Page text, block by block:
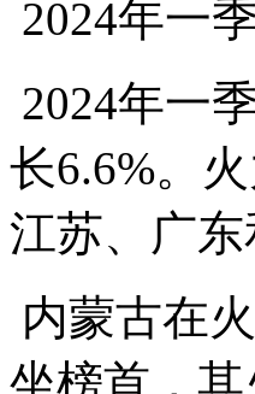
2024年一
2024年一
长6.6%。
江苏、广东
内蒙古在
坐榜首，